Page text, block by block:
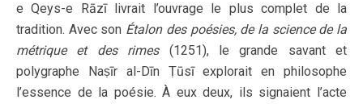
e Qeys-e Rāzī livrait l’ouvrage le plus complet de la
tradition. Avec son Étalon des poésies, de la science de la
métrique et des rimes(1251), le grande savant et
polygraphe Naṣīr al-Dīn Ṭūsī explorait en philosophe
l’essence de la poésie. À eux deux, ils signaient l’acte